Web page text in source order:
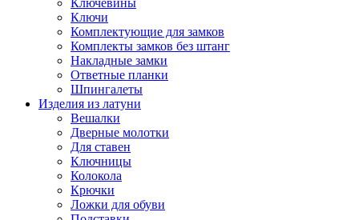
Ключи
Комплектующие для замков
Комплекты замков без штанг
Накладные замки
Ответные планки
Шпингалеты
Изделия из латуни
Вешалки
Дверные молотки
Для ставен
Ключницы
Колокола
Крючки
Ложки для обуви